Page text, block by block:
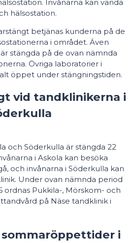
Invånarna kan vända
hälsostation.
betjänas kunderna på de
i området. Även
stängda på de ovan nämnda
Övriga laboratorier i
öppet under stängningstiden.
vid tandklinikerna i
och Söderkulla är stängda 22
i Askola kan besöka
och invånarna i Söderkulla kan
Under ovan nämnda period
ordnas Pukkila-, Mörskom- och
på Näse tandklinik i
sommaröppettider i